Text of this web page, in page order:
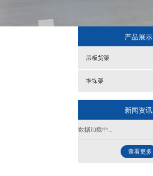
产品展示
层板货架
堆垛架
新闻资讯
数据加载中...
查看更多